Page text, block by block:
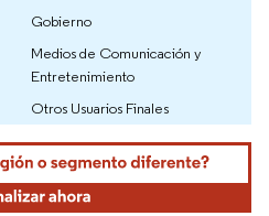
Gobierno
Medios de Comunicación y
Entretenimiento
Otros Usuarios Finales